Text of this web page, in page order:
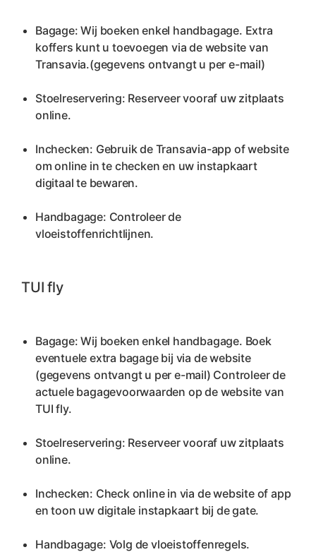
Bagage: Wij boeken enkel handbagage. Extra
koffers kunt u toevoegen via de website van
Transavia.(gegevens ontvangt u per e-mail)
Stoelreservering: Reserveer vooraf uw zitplaats
online.
Inchecken: Gebruik de Transavia-app of website
om online in te checken en uw instapkaart
digitaal te bewaren.
Handbagage: Controleer de
vloeistoffenrichtlijnen.
TUI fly
Bagage: Wij boeken enkel handbagage. Boek
eventuele extra bagage bij via de website
(gegevens ontvangt u per e-mail) Controleer de
actuele bagagevoorwaarden op de website van
TUI fly.
Stoelreservering: Reserveer vooraf uw zitplaats
online.
Inchecken: Check online in via de website of app
en toon uw digitale instapkaart bij de gate.
Handbagage: Volg de vloeistoffenregels.